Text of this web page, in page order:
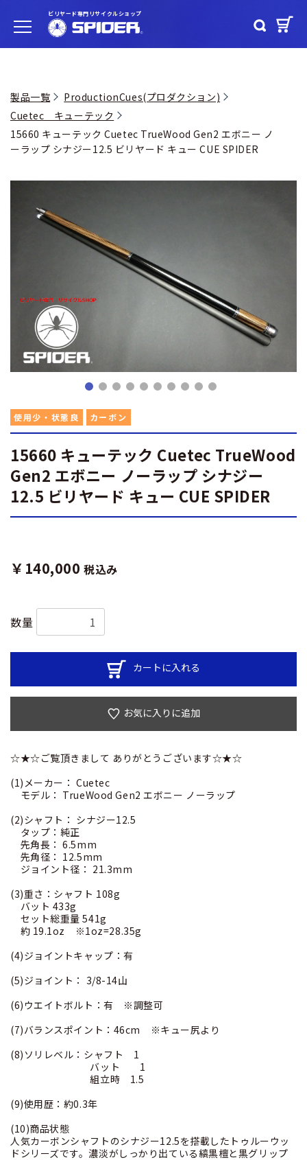
ビリヤード専門リサイクルショップ
製品一覧
ProductionCues(プロダクション)
Cuetec キューテック
15660 キューテック Cuetec TrueWood Gen2 エボニー ノ
ーラップ シナジー12.5 ビリヤード キュー CUE SPIDER
使用少・状態良 カーボン
15660 キューテック Cuetec TrueWood
Gen2 エボニー ノーラップ シナジー
12.5 ビリヤード キュー CUE SPIDER
￥140,000 税込み
数量
カートに入れる
お気に入りに追加
☆★☆ご覧頂きまして ありがとうございます☆★☆
(1)メーカー： Cuetec
モデル： TrueWood Gen2 エボニー ノーラップ
(2)シャフト： シナジー12.5
タップ：純正
先角長： 6.5mm
先角径： 12.5mm
ジョイント径： 21.3mm
(3)重さ：シャフト 108g
バット 433g
セット総重量 541g
約 19.1oz ※1oz=28.35g
(4)ジョイントキャップ：有
(5)ジョイント： 3/8-14山
(6)ウエイトボルト：有 ※調整可
(7)バランスポイント：46cm ※キュー尻より
(8)ソリレベル：シャフト 1
バット 1
組立時 1.5
(9)使用歴：約0.3年
(10)商品状態
人気カーボンシャフトのシナジー12.5を搭載したトゥルーウッ
ドシリーズです。濃淡がしっかり出ている縞黒檀と黒グリップ